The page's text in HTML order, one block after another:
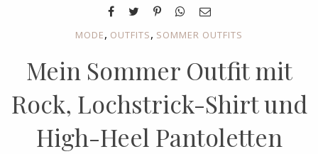
MODE, OUTFITS, SOMMER OUTFITS
Mein Sommer Outfit mit
Rock, Lochstrick-Shirt und
High-Heel Pantoletten